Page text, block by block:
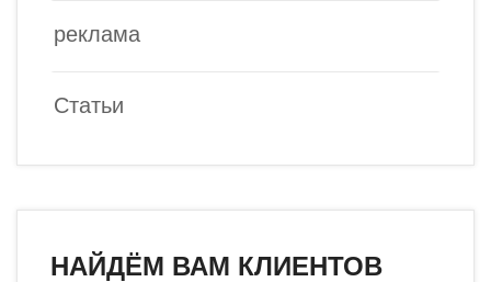
реклама
Статьи
НАЙДЁМ ВАМ КЛИЕНТОВ